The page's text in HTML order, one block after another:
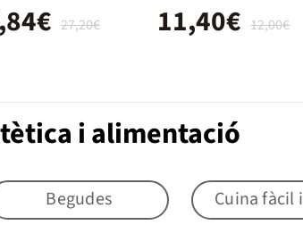
27,20€ 12,00€
11,40€
i alimentació
Begudes Cuina fàcil